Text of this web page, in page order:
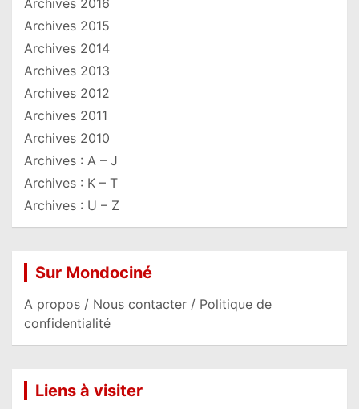
Archives 2016
Archives 2015
Archives 2014
Archives 2013
Archives 2012
Archives 2011
Archives 2010
Archives : A – J
Archives : K – T
Archives : U – Z
Sur Mondociné
A propos / Nous contacter / Politique de
confidentialité
Liens à visiter